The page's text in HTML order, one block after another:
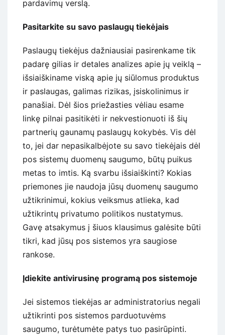
pardavimų verslą.
Pasitarkite su savo paslaugų tiekėjais
Paslaugų tiekėjus dažniausiai pasirenkame tik
padarę gilias ir detales analizes apie jų veiklą –
išsiaiškiname viską apie jų siūlomus produktus
ir paslaugas, galimas rizikas, įsiskolinimus ir
panašiai. Dėl šios priežasties vėliau esame
linkę pilnai pasitikėti ir nekvestionuoti iš šių
partnerių gaunamų paslaugų kokybės. Vis dėl
to, jei dar nepasikalbėjote su savo tiekėjais dėl
pos sistemų duomenų saugumo, būtų puikus
metas to imtis. Ką svarbu išsiaiškinti? Kokias
priemones jie naudoja jūsų duomenų saugumo
užtikrinimui, kokius veiksmus atlieka, kad
užtikrintų privatumo politikos nustatymus.
Gavę atsakymus į šiuos klausimus galėsite būti
tikri, kad jūsų pos sistemos yra saugiose
rankose.
Įdiekite antivirusinę programą pos sistemoje
Jei sistemos tiekėjas ar administratorius negali
užtikrinti pos sistemos parduotuvėms
saugumo, turėtumėte patys tuo pasirūpinti.